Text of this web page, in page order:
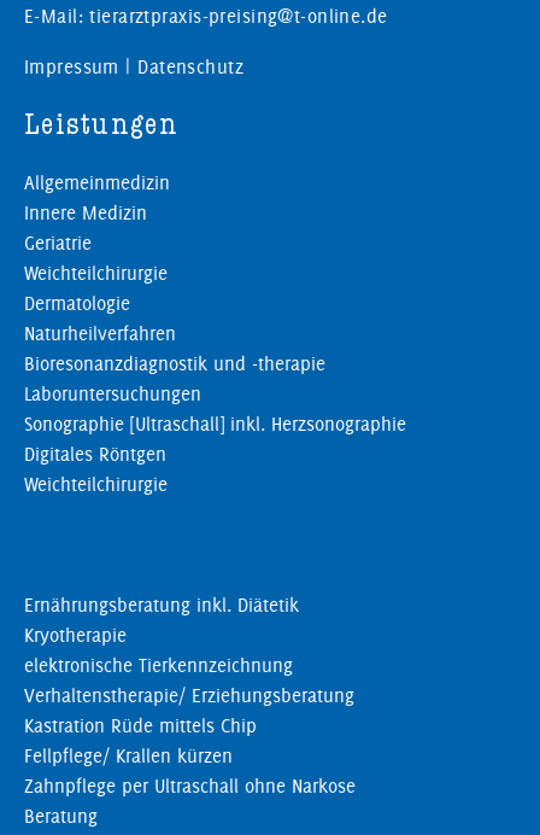
E-Mail: tierarztpraxis-preising@t-online.de
Impressum | Datenschutz
Leistungen
Allgemeinmedizin
Innere Medizin
Geriatrie
Weichteilchirurgie
Dermatologie
Naturheilverfahren
Bioresonanzdiagnostik und -therapie
Laboruntersuchungen
Sonographie [Ultraschall] inkl. Herzsonographie
Digitales Röntgen
Weichteilchirurgie
Ernährungsberatung inkl. Diätetik
Kryotherapie
elektronische Tierkennzeichnung
Verhaltenstherapie/ Erziehungsberatung
Kastration Rüde mittels Chip
Fellpflege/ Krallen kürzen
Zahnpflege per Ultraschall ohne Narkose
Beratung